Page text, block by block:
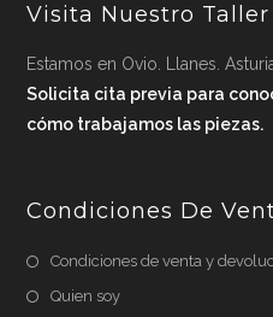
Visita Nuestro Taller
Estamos en Ovio. Llanes.
Solicita cita previa para
cómo trabajamos las piezas.
Condiciones De
Condiciones de venta y
Quien soy